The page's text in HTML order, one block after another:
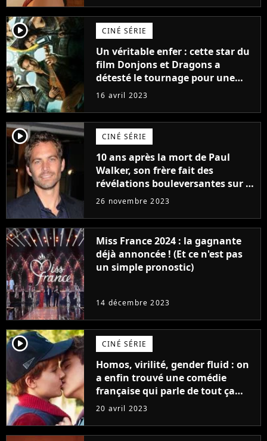
player2 CINÉ SÉRIE
Un véritable enfer : cette star du
film Donjons et Dragons a
détesté le tournage pour une
raison très spéciale
16 avril 2023
player2 CINÉ SÉRIE
10 ans après la mort de Paul
Walker, son frère fait des
révélations bouleversantes sur la
réaction des acteurs de Fast and
26 novembre 2023
Miss France 2024 : la gagnante
déjà annoncée ! (Et ce n'est pas
un simple pronostic)
14 décembre 2023
player2 CINÉ SÉRIE
Homos, virilité, gender fluid : on
a enfin trouvé une comédie
française qui parle de tout ça
sans être super ringarde
20 avril 2023